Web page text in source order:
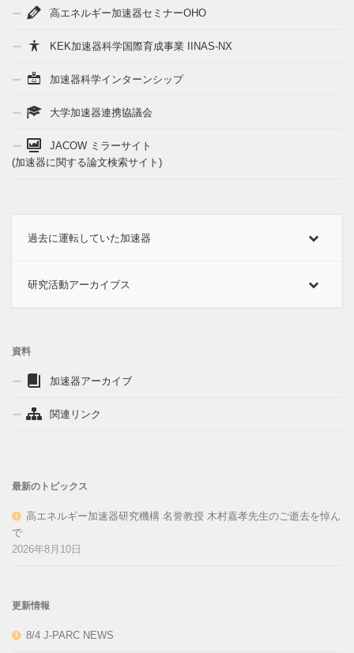
高エネルギー加速器セミナーOHO
KEK加速器科学国際育成事業 IINAS-NX
加速器科学インターンシップ
大学加速器連携協議会
JACOW ミラーサイト
(加速器に関する論文検索サイト)
過去に運転していた加速器
研究活動アーカイブス
資料
加速器アーカイブ
関連リンク
最新のトピックス
高エネルギー加速器研究機構 名誉教授 木村嘉孝先生のご逝去を悼ん
で
2026年8月10日
更新情報
8/4 J-PARC NEWS